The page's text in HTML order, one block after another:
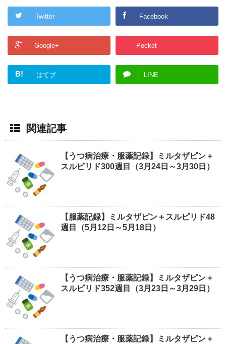
Twitter Facebook
Google+ Pocket
B! はてブ LINE
関連記事
【うつ病治療・服薬記録】ミルタザピン＋
スルピリド300週目（3月24日～3月30日）
【服薬記録】ミルタザピン＋スルピリド48
週目（5月12日～5月18日）
【うつ病治療・服薬記録】ミルタザピン＋
スルピリド352週目（3月23日～3月29日）
【うつ病治療・服薬記録】ミルタザピン＋